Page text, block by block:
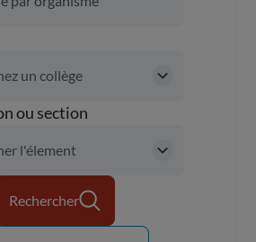
ou section
Rechercher